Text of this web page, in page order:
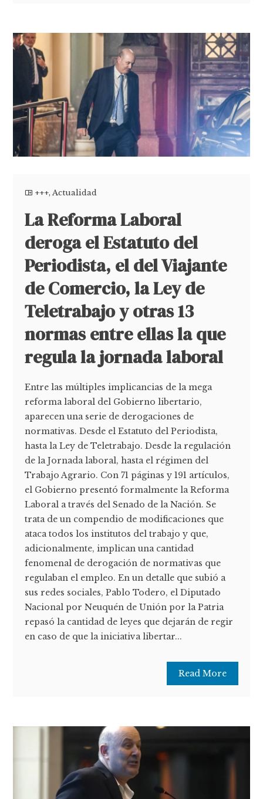
+++,Actualidad
La Reforma Laboral
deroga el Estatuto del
Periodista, el del Viajante
de Comercio, la Ley de
Teletrabajo y otras 13
normas entre ellas la que
regula la jornada laboral
Entre las múltiples implicancias de la mega
reforma laboral del Gobierno libertario,
aparecen una serie de derogaciones de
normativas. Desde el Estatuto del Periodista,
hasta la Ley de Teletrabajo. Desde la regulación
de la Jornada laboral, hasta el régimen del
Trabajo Agrario. Con 71 páginas y 191 artículos,
el Gobierno presentó formalmente la Reforma
Laboral a través del Senado de la Nación. Se
trata de un compendio de modificaciones que
ataca todos los institutos del trabajo y que,
adicionalmente, implican una cantidad
fenomenal de derogación de normativas que
regulaban el empleo. En un detalle que subió a
sus redes sociales, Pablo Todero, el Diputado
Nacional por Neuquén de Unión por la Patria
repasó la cantidad de leyes que dejarán de regir
en caso de que la iniciativa libertar...
Read More